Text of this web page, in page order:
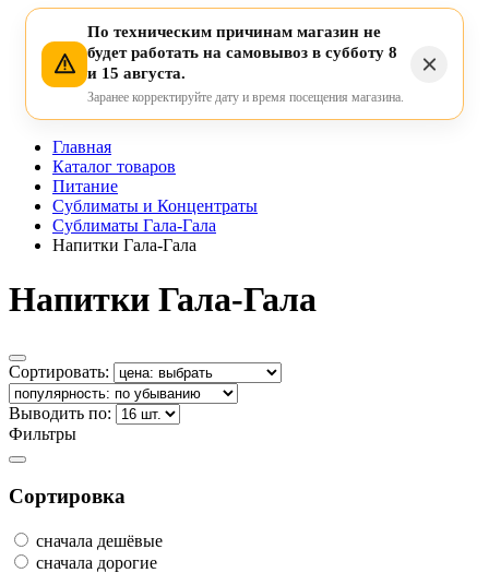
По техническим причинам магазин не
будет работать на самовывоз в субботу 8
и 15 августа.
Заранее корректируйте дату и время посещения магазина.
Главная
Каталог товаров
Питание
Сублиматы и Концентраты
Сублиматы Гала-Гала
Напитки Гала-Гала
Напитки Гала-Гала
Сортировать:
Выводить по:
Фильтры
Сортировка
сначала дешёвые
сначала дорогие